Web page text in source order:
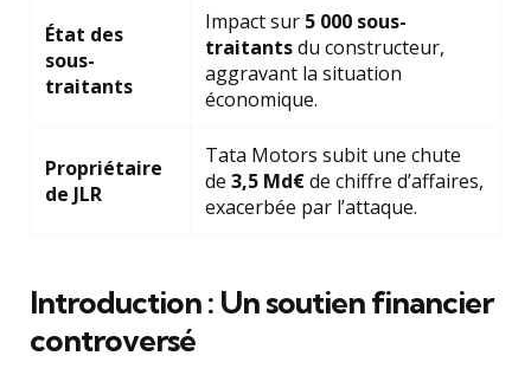
État des
sous-
traitants
Impact sur 5 000 sous-
traitantsdu constructeur,
aggravant la situation
économique.
Propriétaire
de JLR
Tata Motors subit une chute
de 3,5 Md€de chiffre d’affaires,
exacerbée par l’attaque.
Introduction : Un soutien financier
controversé